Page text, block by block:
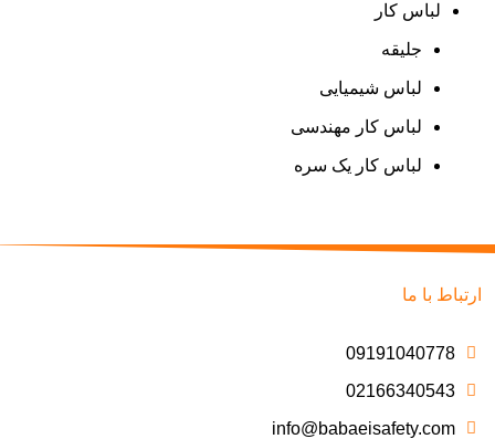
لباس کار
جلیقه
لباس شیمیایی
لباس کار مهندسی
لباس کار یک سره
ارتباط با ما
09191040778
02166340543
info@babaeisafety.com